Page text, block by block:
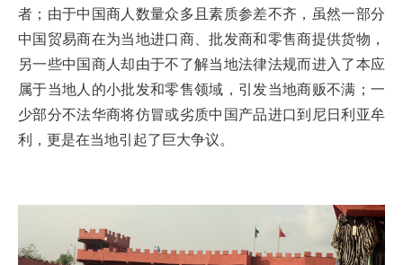
者；由于中国商人数量众多且素质参差不齐，虽然一部分
中国贸易商在为当地进口商、批发商和零售商提供货物，
另一些中国商人却由于不了解当地法律法规而进入了本应
属于当地人的小批发和零售领域，引发当地商贩不满；一
少部分不法华商将仿冒或劣质中国产品进口到尼日利亚牟
利，更是在当地引起了巨大争议。